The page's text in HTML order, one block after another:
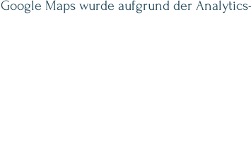
Google Maps wurde aufgrund der